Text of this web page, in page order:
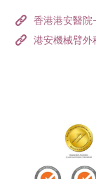
香港港安醫院
港安機械臂外